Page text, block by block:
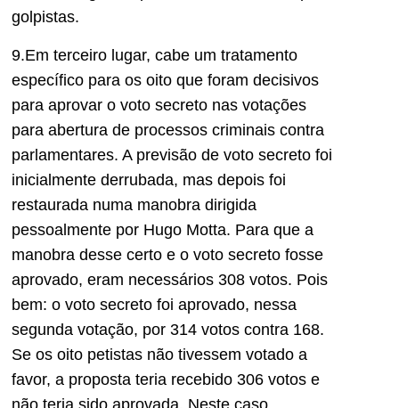
golpistas.
9.Em terceiro lugar, cabe um tratamento
específico para os oito que foram decisivos
para aprovar o voto secreto nas votações
para abertura de processos criminais contra
parlamentares. A previsão de voto secreto foi
inicialmente derrubada, mas depois foi
restaurada numa manobra dirigida
pessoalmente por Hugo Motta. Para que a
manobra desse certo e o voto secreto fosse
aprovado, eram necessários 308 votos. Pois
bem: o voto secreto foi aprovado, nessa
segunda votação, por 314 votos contra 168.
Se os oito petistas não tivessem votado a
favor, a proposta teria recebido 306 votos e
não teria sido aprovada. Neste caso